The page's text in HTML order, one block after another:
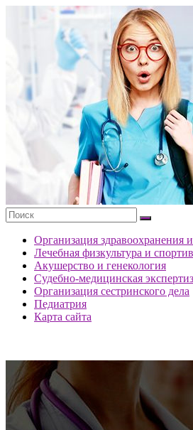
содержимому
портала
ответами
Организация здравоохранения
Лечебная физкультура и
Акушерство и генекология
Судебно-медицинская
Организация сестринского дела
Педиатрия
Карта сайта